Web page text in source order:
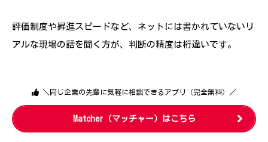
評価制度や昇進スピードなど、ネットには書かれていないリ
アルな現場の話を聞く方が、判断の精度は桁違いです。
＼同じ企業の先輩に気軽に相談できるアプリ（完全無料）／
Matcher（マッチャー）はこちら